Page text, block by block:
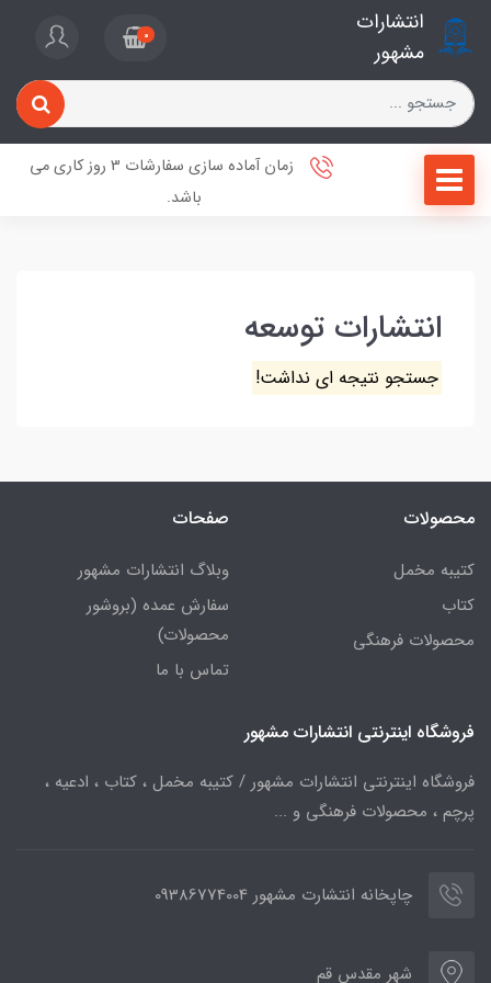
انتشارات
مشهور
0
زمان آماده سازی سفارشات 3 روز کاری می
باشد.
انتشارات توسعه
جستجو نتیجه ای نداشت!
محصولات
کتیبه مخمل
کتاب
محصولات فرهنگی
صفحات
وبلاگ انتشارات مشهور
سفارش عمده (بروشور
محصولات)
تماس با ما
فروشگاه اینترنتی انتشارات مشهور
فروشگاه اینترنتی انتشارات مشهور / کتیبه مخمل ، کتاب ، ادعیه ،
پرچم ، محصولات فرهنگی و ...
چاپخانه انتشارت مشهور 09386774004
شهر مقدس قم